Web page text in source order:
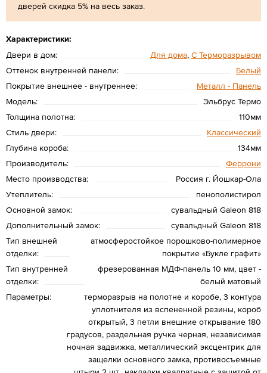
дверей скидка 5% на весь заказ.
Характеристики:
Двери в дом:
Для дома, С Терморазрывом
Оттенок внутренней панели:
Белый
Покрытие внешнее - внутреннее:
Металл - Панель
Модель:
Эльбрус Термо
Толщина полотна:
110мм
Стиль двери:
Классический
Глубина короба:
134мм
Производитель:
Феррони
Место производства:
Россия г. Йошкар-Ола
Утеплитель:
пенополистирол
Основной замок:
сувальдный Galeon 818
Дополнительный замок:
сувальдный Galeon 818
Тип внешней
отделки:
атмосферостойкое порошково-полимерное
покрытие «Букле графит»
Тип внутренней
отделки:
фрезерованная МДФ-панель 10 мм, цвет -
белый матовый
Параметры:
терморазрыв на полотне и коробе, 3 контура
уплотнителя из вспененной резины, короб
открытый, 3 петли внешние открывание 180
градусов, раздельная ручка черная, независимая
ночная задвижка, металлический эксцентрик для
защелки основного замка, противосъемные